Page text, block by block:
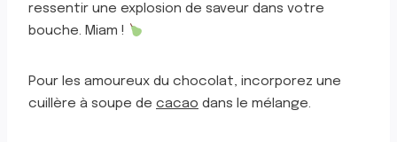
ressentir une explosion de saveur dans votre
bouche. Miam !
Pour les amoureux du chocolat, incorporez une
cuillère à soupe de cacao dans le mélange.